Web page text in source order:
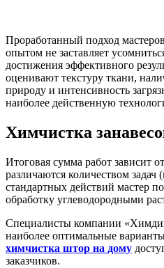
Проработанный подход
опытом не заставляет
достижения эффективного
оценивают текстуру ткани,
природу и интенсивность
наиболее действенную
Химчистка
Итоговая сумма работ зависит
различаются количеством
стандартных действий мастер
обработку углеводородными
Специалисты компании
наиболее оптимальные
химчистка штор на дому
заказчиков.